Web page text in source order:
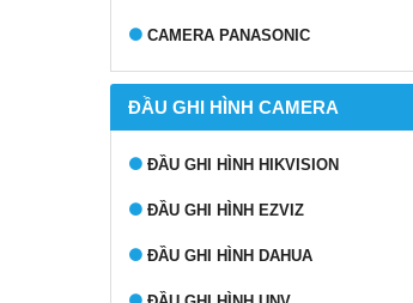
CAMERA PANASONIC
ĐẦU GHI HÌNH CAMERA
ĐẦU GHI HÌNH HIKVISION
ĐẦU GHI HÌNH EZVIZ
ĐẦU GHI HÌNH DAHUA